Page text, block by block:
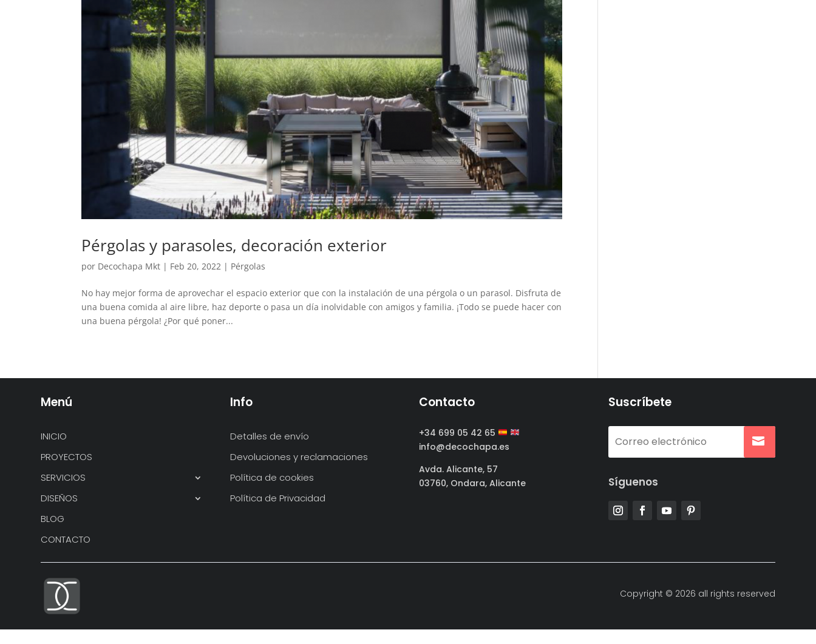
Pérgolas y parasoles, decoración exterior
por Decochapa Mkt | Feb 20, 2022 | Pérgolas
No hay mejor forma de aprovechar el espacio exterior que con la instalación de una pérgola o un parasol. Disfruta de
una buena comida al aire libre, haz deporte o pasa un día inolvidable con amigos y familia. ¡Todo se puede hacer con
una buena pérgola! ¿Por qué poner...
Menú
INICIO
PROYECTOS
SERVICIOS
DISEÑOS
BLOG
CONTACTO
Info
Detalles de envío
Devoluciones y reclamaciones
Política de cookies
Política de Privacidad
Contacto
+34 699 05 42 65
info@decochapa.es
Avda. Alicante, 57
03760, Ondara, Alicante
Suscríbete
Síguenos
Copyright © 2026 all rights reserved